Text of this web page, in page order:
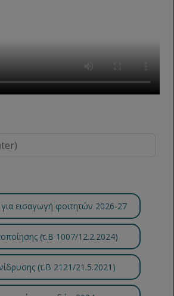
εισαγωγή φοιτητών 2026-27
(τ.B 1007/12.2.2024)
(τ.Β 2121/21.5.2021)